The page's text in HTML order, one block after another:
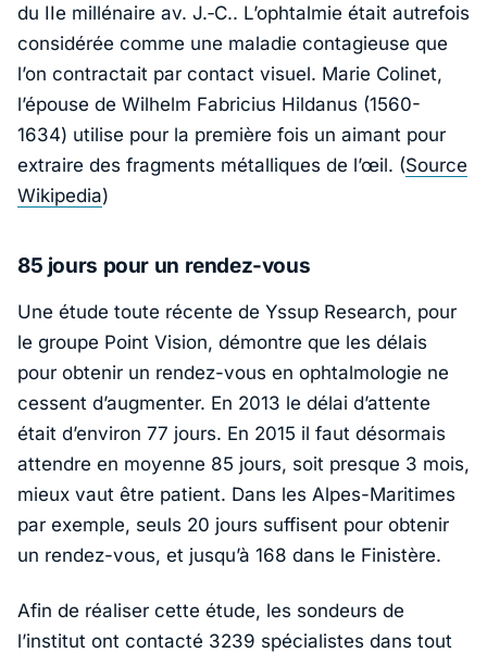
du IIe millénaire av. J.‑C.. L’ophtalmie était autrefois
considérée comme une maladie contagieuse que
l’on contractait par contact visuel. Marie Colinet,
l’épouse de Wilhelm Fabricius Hildanus (1560-
1634) utilise pour la première fois un aimant pour
extraire des fragments métalliques de l’œil. (Source
Wikipedia)
85 jours pour un rendez-vous
Une étude toute récente de Yssup Research, pour
le groupe Point Vision, démontre que les délais
pour obtenir un rendez-vous en ophtalmologie ne
cessent d’augmenter. En 2013 le délai d’attente
était d’environ 77 jours. En 2015 il faut désormais
attendre en moyenne 85 jours, soit presque 3 mois,
mieux vaut être patient. Dans les Alpes-Maritimes
par exemple, seuls 20 jours suffisent pour obtenir
un rendez-vous, et jusqu’à 168 dans le Finistère.
Afin de réaliser cette étude, les sondeurs de
l’institut ont contacté 3239 spécialistes dans tout